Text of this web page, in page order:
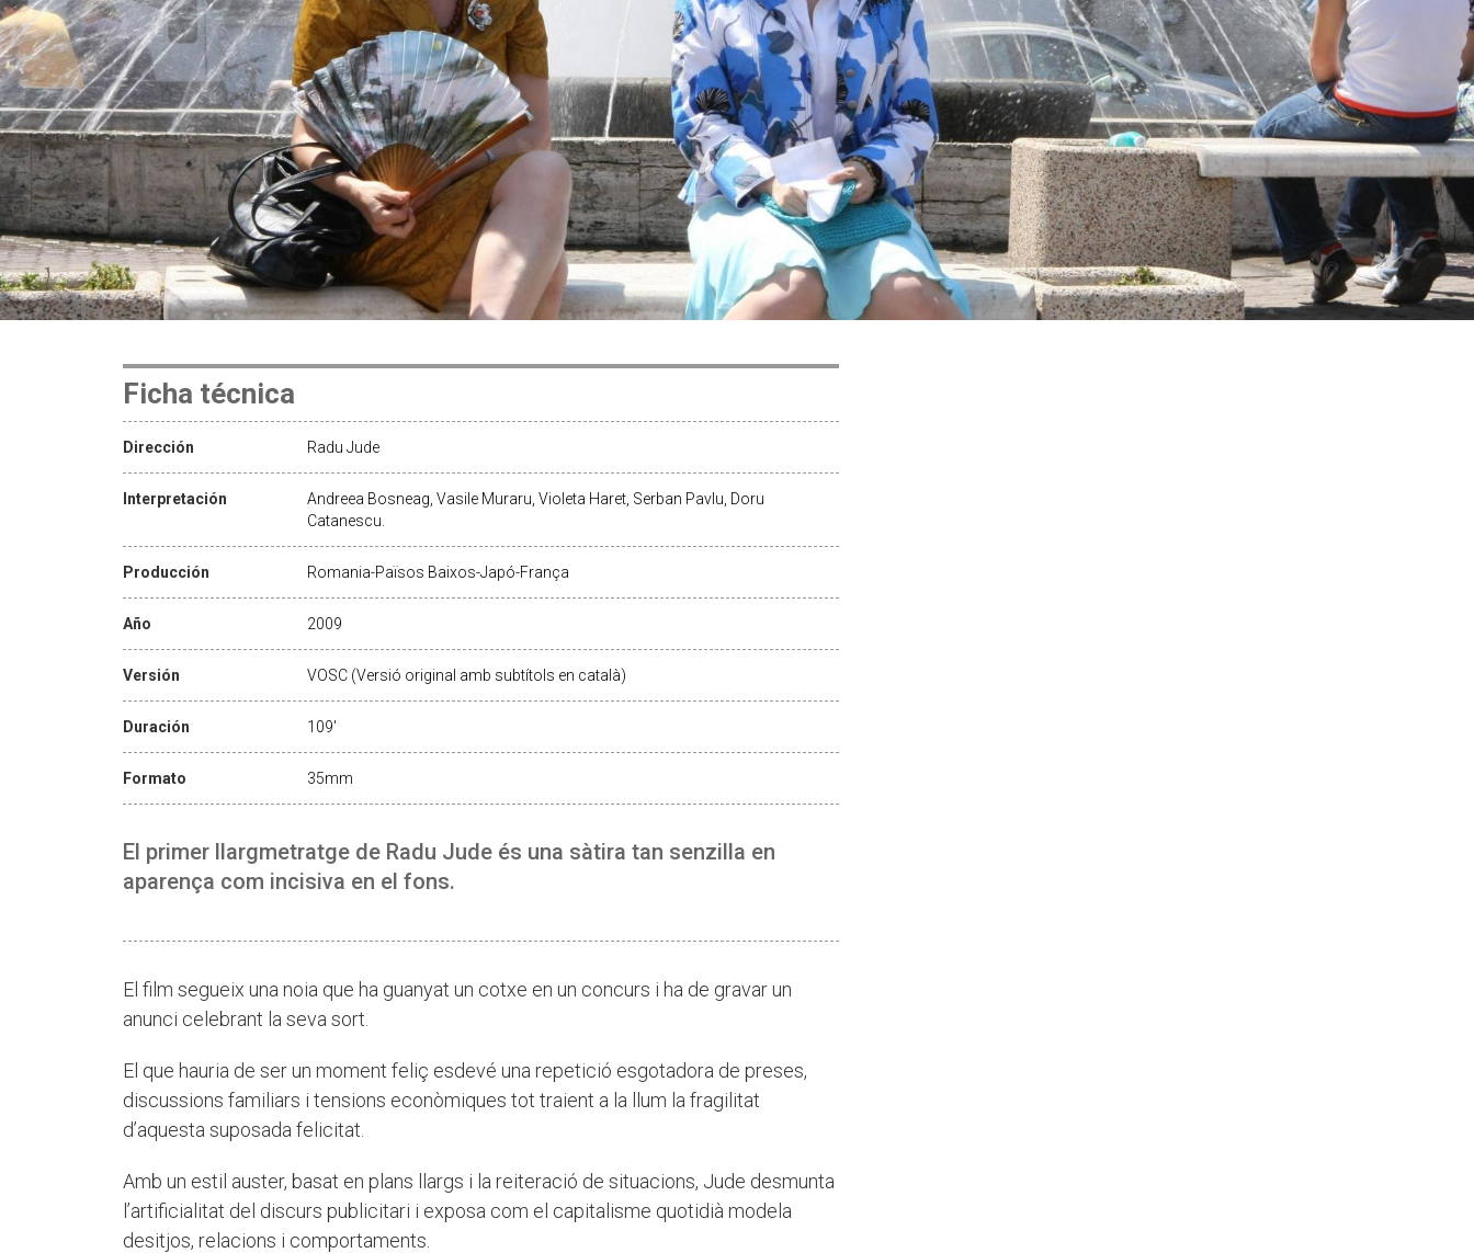
Ficha técnica
Dirección Radu Jude
Interpretación
Andreea Bosneag, Vasile Muraru, Violeta Haret, Serban Pavlu, Doru
Catanescu.
Producción Romania-Països Baixos-Japó-França
Año 2009
Versión VOSC (Versió original amb subtítols en català)
Duración 109'
Formato 35mm
El primer llargmetratge de Radu Jude és una sàtira tan senzilla en
aparença com incisiva en el fons.
El film segueix una noia que ha guanyat un cotxe en un concurs i ha de gravar un
anunci celebrant la seva sort.
El que hauria de ser un moment feliç esdevé una repetició esgotadora de preses,
discussions familiars i tensions econòmiques tot traient a la llum la fragilitat
d’aquesta suposada felicitat.
Amb un estil auster, basat en plans llargs i la reiteració de situacions, Jude desmunta
l’artificialitat del discurs publicitari i exposa com el capitalisme quotidià modela
desitjos, relacions i comportaments.